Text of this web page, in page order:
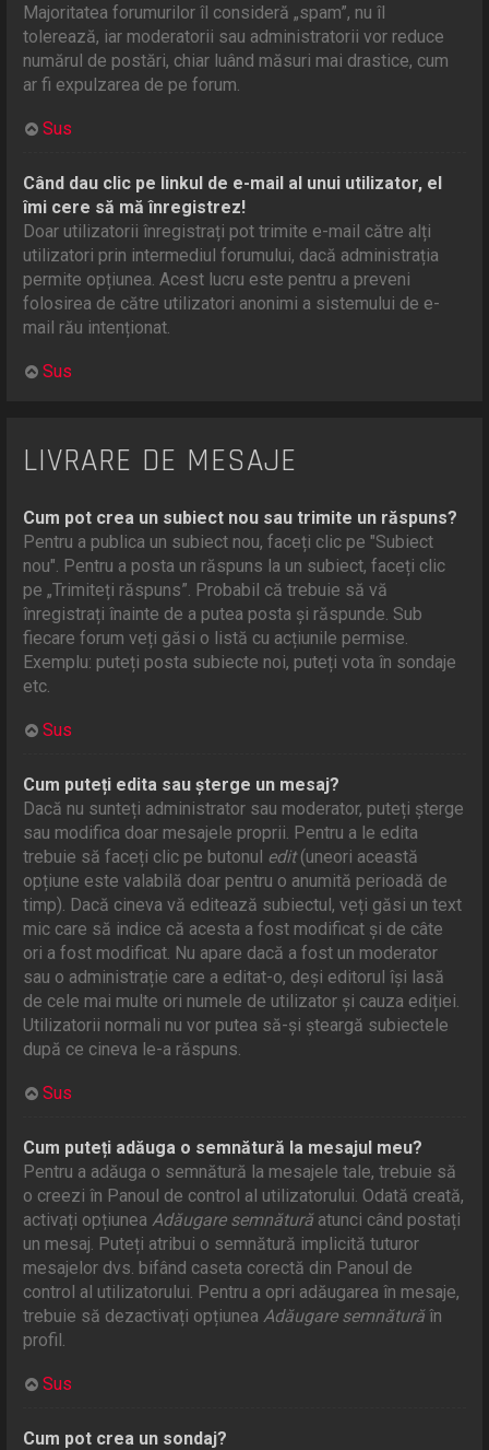
Majoritatea forumurilor îl consideră „spam”, nu îl
tolerează, iar moderatorii sau administratorii vor reduce
numărul de postări, chiar luând măsuri mai drastice, cum
ar fi expulzarea de pe forum.
Sus
Când dau clic pe linkul de e-mail al unui utilizator, el
îmi cere să mă înregistrez!
Doar utilizatorii înregistrați pot trimite e-mail către alți
utilizatori prin intermediul forumului, dacă administrația
permite opțiunea. Acest lucru este pentru a preveni
folosirea de către utilizatori anonimi a sistemului de e-
mail rău intenționat.
Sus
LIVRARE DE MESAJE
Cum pot crea un subiect nou sau trimite un răspuns?
Pentru a publica un subiect nou, faceți clic pe "Subiect
nou". Pentru a posta un răspuns la un subiect, faceți clic
pe „Trimiteți răspuns”. Probabil că trebuie să vă
înregistrați înainte de a putea posta și răspunde. Sub
fiecare forum veți găsi o listă cu acțiunile permise.
Exemplu: puteți posta subiecte noi, puteți vota în sondaje
etc.
Sus
Cum puteți edita sau șterge un mesaj?
Dacă nu sunteți administrator sau moderator, puteți șterge
sau modifica doar mesajele proprii. Pentru a le edita
trebuie să faceți clic pe butonul edit(uneori această
opțiune este valabilă doar pentru o anumită perioadă de
timp). Dacă cineva vă editează subiectul, veți găsi un text
mic care să indice că acesta a fost modificat și de câte
ori a fost modificat. Nu apare dacă a fost un moderator
sau o administrație care a editat-o, deși editorul își lasă
de cele mai multe ori numele de utilizator și cauza ediției.
Utilizatorii normali nu vor putea să-și șteargă subiectele
după ce cineva le-a răspuns.
Sus
Cum puteți adăuga o semnătură la mesajul meu?
Pentru a adăuga o semnătură la mesajele tale, trebuie să
o creezi în Panoul de control al utilizatorului. Odată creată,
activați opțiuneaAdăugare semnătură atunci când postați
un mesaj. Puteți atribui o semnătură implicită tuturor
mesajelor dvs. bifând caseta corectă din Panoul de
control al utilizatorului. Pentru a opri adăugarea în mesaje,
trebuie să dezactivați opțiuneaAdăugare semnăturăîn
profil.
Sus
Cum pot crea un sondaj?